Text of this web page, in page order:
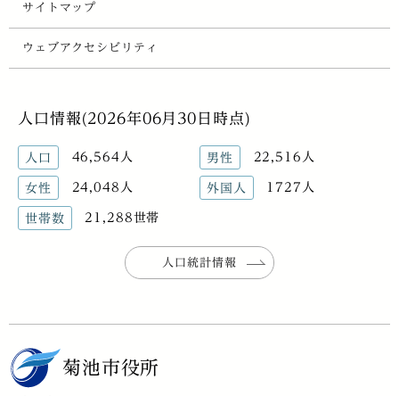
サイトマップ
ウェブアクセシビリティ
人口情報(2026年06月30日時点)
人口 46,564人 男性 22,516人
女性 24,048人 外国人 1727人
世帯数 21,288世帯
人口統計情報
菊池市役所